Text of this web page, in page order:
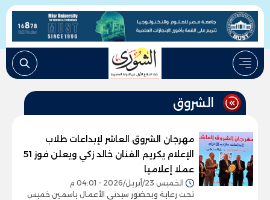
الشروق
مهرجان الشروق العاشر لإبداعات طلاب
الإعلام يكريم الفنان خالد زكي ويعلن فوز 51
عملا إعلاميا
الخميس 23/أبريل/2026 - 04:01 م
تحت رعاية وبحضور سيدتي الأعمال ياسمين خميس